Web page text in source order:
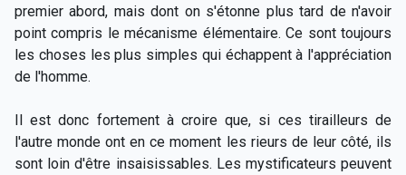
premier abord, mais dont on s'étonne plus tard de n'avoir
point compris le mécanisme élémentaire. Ce sont toujours
les choses les plus simples qui échappent à l'appréciation
de l'homme.
Il est donc fortement à croire que, si ces tirailleurs de
l'autre monde ont en ce moment les rieurs de leur côté, ils
sont loin d'être insaisissables. Les mystificateurs peuvent